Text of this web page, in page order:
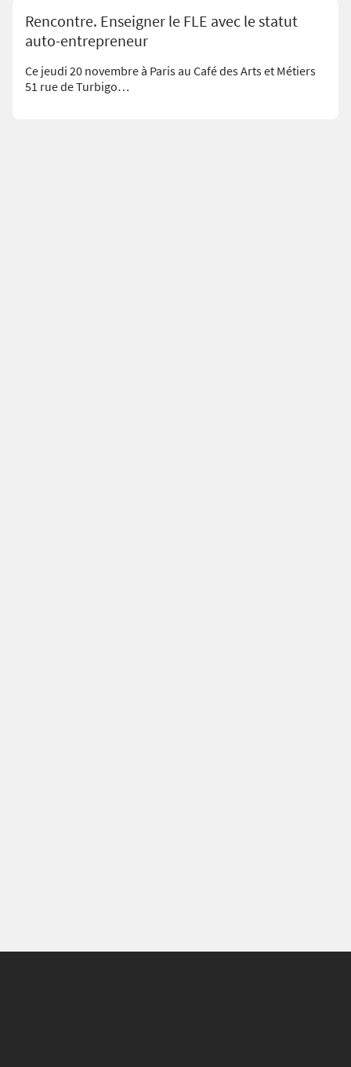
Rencontre. Enseigner le FLE avec le statut
auto-entrepreneur
Ce jeudi 20 novembre à Paris au Café des Arts et Métiers
51 rue de Turbigo…